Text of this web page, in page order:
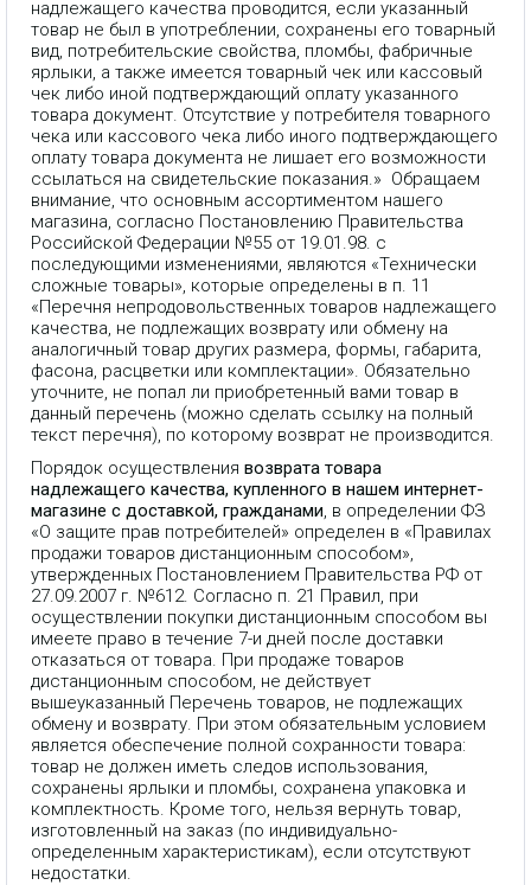
надлежащего качества проводится, если указанный
товар не был в употреблении, сохранены его товарный
вид, потребительские свойства, пломбы, фабричные
ярлыки, а также имеется товарный чек или кассовый
чек либо иной подтверждающий оплату указанного
товара документ. Отсутствие у потребителя товарного
чека или кассового чека либо иного подтверждающего
оплату товара документа не лишает его возможности
ссылаться на свидетельские показания.» Обращаем
внимание, что основным ассортиментом нашего
магазина, согласно Постановлению Правительства
Российской Федерации №55 от 19.01.98. с
последующими изменениями, являются «Технически
сложные товары», которые определены в п. 11
«Перечня непродовольственных товаров надлежащего
качества, не подлежащих возврату или обмену на
аналогичный товар других размера, формы, габарита,
фасона, расцветки или комплектации». Обязательно
уточните, не попал ли приобретенный вами товар в
данный перечень (можно сделать ссылку на полный
текст перечня), по которому возврат не производится.
Порядок осуществления возврата товара
надлежащего качества, купленного в нашем интернет-
магазине с доставкой, гражданами , в определении ФЗ
«О защите прав потребителей» определен в «Правилах
продажи товаров дистанционным способом»,
утвержденных Постановлением Правительства РФ от
27.09.2007 г. №612. Согласно п. 21 Правил, при
осуществлении покупки дистанционным способом вы
имеете право в течение 7-и дней после доставки
отказаться от товара. При продаже товаров
дистанционным способом, не действует
вышеуказанный Перечень товаров, не подлежащих
обмену и возврату. При этом обязательным условием
является обеспечение полной сохранности товара:
товар не должен иметь следов использования,
сохранены ярлыки и пломбы, сохранена упаковка и
комплектность. Кроме того, нельзя вернуть товар,
изготовленный на заказ (по индивидуально-
определенным характеристикам), если отсутствуют
недостатки.